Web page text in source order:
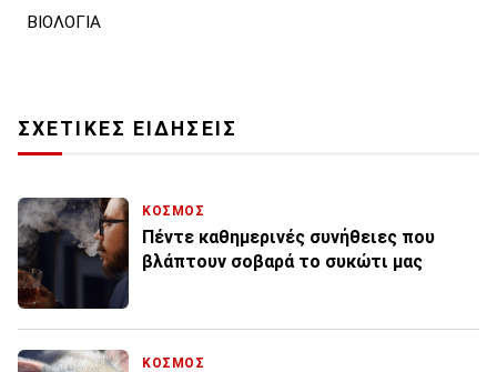
ΒΙΟΛΟΓΙΑ
ΣΧΕΤΙΚΕΣ ΕΙΔΗΣΕΙΣ
ΚΟΣΜΟΣ
Πέντε καθημερινές συνήθειες που
βλάπτουν σοβαρά το συκώτι μας
ΚΟΣΜΟΣ